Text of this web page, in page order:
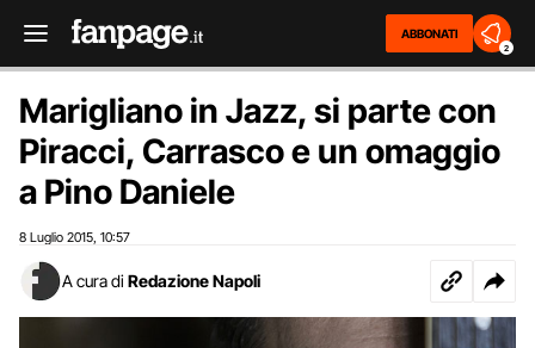
ABBONATI
2
Marigliano in Jazz, si parte con
Piracci, Carrasco e un omaggio
a Pino Daniele
8 Luglio 2015 10:57
A cura di Redazione Napoli